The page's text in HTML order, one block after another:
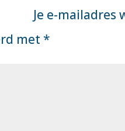
Je e-
met *